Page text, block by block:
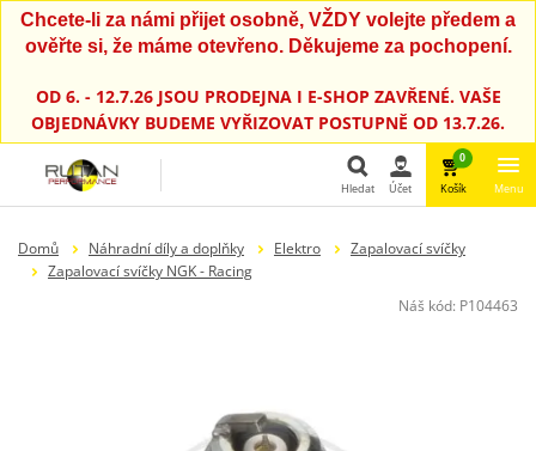
Chcete-li za námi přijet osobně, VŽDY volejte předem a
ověřte si, že máme otevřeno. Děkujeme za pochopení.
OD 6. - 12.7.26 JSOU PRODEJNA I E-SHOP ZAVŘENÉ. VAŠE
OBJEDNÁVKY BUDEME VYŘIZOVAT POSTUPNĚ OD 13.7.26.
Hledat
Hledat Účet
0
Košík Menu
Domů Náhradní díly a doplňky Elektro
Zapalovací svíčky
Zapalovací svíčky NGK - Racing
Náš kód: P104463